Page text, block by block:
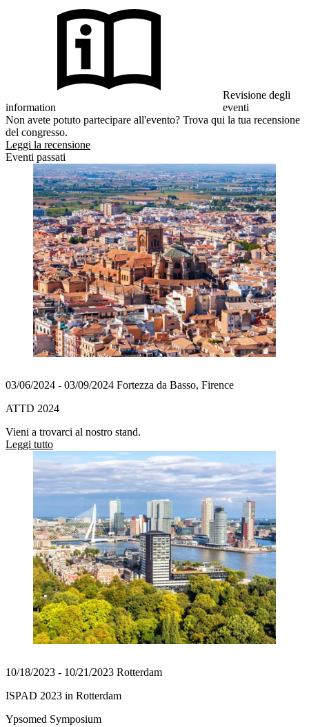
information
Revisione degli
eventi
Non avete potuto partecipare all'evento? Trova qui la tua recensione
del congresso.
Leggi la recensione
Eventi passati
03/06/2024 - 03/09/2024 Fortezza da Basso, Firence
ATTD 2024
Vieni a trovarci al nostro stand.
Leggi tutto
10/18/2023 - 10/21/2023 Rotterdam
ISPAD 2023 in Rotterdam
Ypsomed Symposium